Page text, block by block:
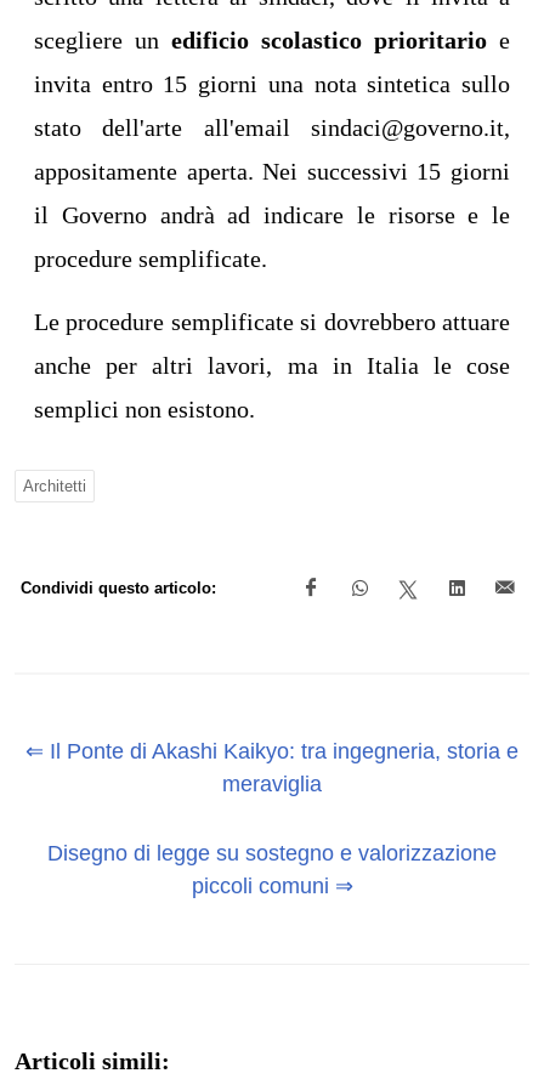
scegliere un edificio scolastico prioritario e
invita entro 15 giorni una nota sintetica sullo
stato dell'arte all'email sindaci@governo.it,
appositamente aperta. Nei successivi 15 giorni
il Governo andrà ad indicare le risorse e le
procedure semplificate.
Le procedure semplificate si dovrebbero attuare
anche per altri lavori, ma in Italia le cose
semplici non esistono.
Architetti
Condividi questo articolo:
⇐ Il Ponte di Akashi Kaikyo: tra ingegneria, storia e
meraviglia
Disegno di legge su sostegno e valorizzazione
piccoli comuni ⇒
Articoli simili: